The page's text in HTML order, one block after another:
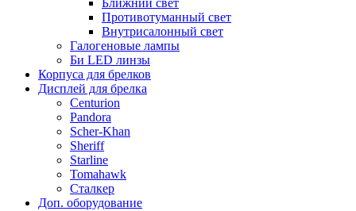
Ближний свет
Противотуманный свет
Внутрисалонный свет
Галогеновые лампы
Би LED линзы
Корпуса для брелков
Дисплей для брелка
Centurion
Pandora
Scher-Khan
Sheriff
Starline
Tomahawk
Сталкер
Доп. оборудование